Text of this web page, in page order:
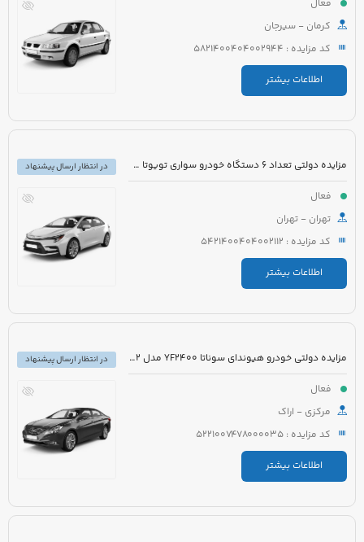
فعال
کرمان - سیرجان
کد مزایده : 5821400404002944
اطلاعات بیشتر
مزایده دولتی تعداد 6 دستگاه خودرو سواری تویوتا کرولا PIONEER هیبرید 1800cc مدل 2023
فعال
تهران - تهران
کد مزایده : 5421400404002112
اطلاعات بیشتر
در انتظار ارسال پیشنهاد
مزایده دولتی خودرو هیوندای سوناتا YF2400 مدل 2012 رنگ سفید متالیک
فعال
مرکزی - اراک
کد مزایده : 5221007478000035
اطلاعات بیشتر
در انتظار ارسال پیشنهاد